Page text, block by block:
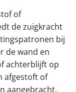
of
de zuigkracht
bij
de wand en
achterblijft op
afgestoft of
aangebracht.